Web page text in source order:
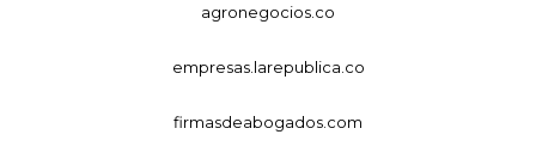
agronegocios.co
empresas.larepublica.co
firmasdeabogados.com